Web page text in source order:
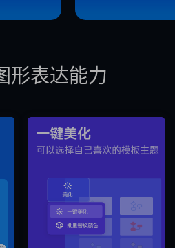
形表达能力